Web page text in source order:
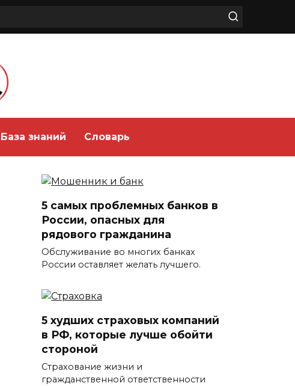
База знаний Словарь
5 самых проблемных банков в
России, опасных для
рядового гражданина
Обслуживание во многих банках
России оставляет желать лучшего.
5 худших страховых компаний
в РФ, которые лучше обойти
стороной
Страхование жизни и
гражданственной ответственности